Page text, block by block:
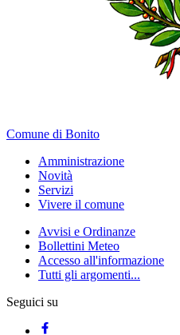
Comune di Bonito
Amministrazione
Novità
Servizi
Vivere il comune
Avvisi e Ordinanze
Bollettini Meteo
Accesso all'informazione
Tutti gli argomenti...
Seguici su